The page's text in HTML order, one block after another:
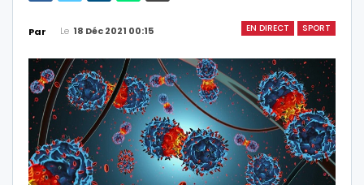
EN DIRECT SPORT
Par Le 18 Déc 2021 00:15